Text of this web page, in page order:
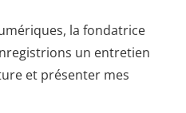
la fondatrice
un entretien
et présenter mes